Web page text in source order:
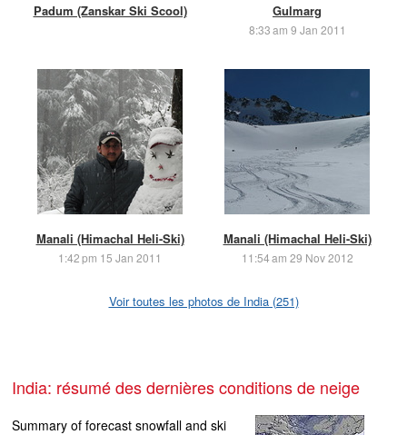
Padum (Zanskar Ski Scool) Gulmarg
8:33 am 9 Jan 2011
Manali (Himachal Heli-Ski)
1:42 pm 15 Jan 2011
Manali (Himachal Heli-Ski)
11:54 am 29 Nov 2012
Voir toutes les photos de India (251)
India: résumé des dernières conditions de neige
Summary of forecast snowfall and ski